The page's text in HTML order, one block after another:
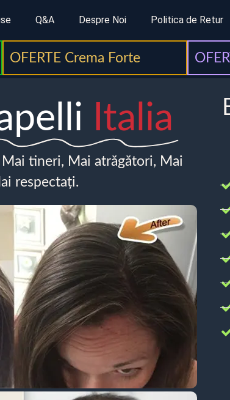
Q&A Despre Noi Politica de Retur
OFERTE Crema Forte
Italia
tineri, Mai atrăgători, Mai
respectați.